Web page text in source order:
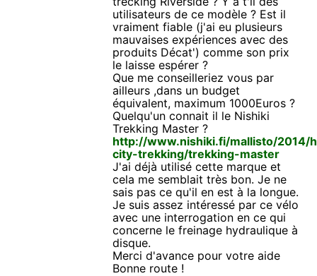
utilisateurs de ce modèle ? Est il
vraiment fiable (j'ai eu plusieurs
mauvaises expériences avec des
produits Décat') comme son prix
le laisse espérer ?
Que me conseilleriez vous par
ailleurs ,dans un budget
équivalent, maximum 1000Euros ?
Quelqu'un connait il le Nishiki
Trekking Master ?
http://www.nishiki.fi/mallisto/2014/
city-trekking/trekking-master
J'ai déjà utilisé cette marque et
cela me semblait très bon. Je ne
sais pas ce qu'il en est à la longue.
Je suis assez intéressé par ce vélo
avec une interrogation en ce qui
concerne le freinage hydraulique à
disque.
Merci d'avance pour votre aide
Bonne route !